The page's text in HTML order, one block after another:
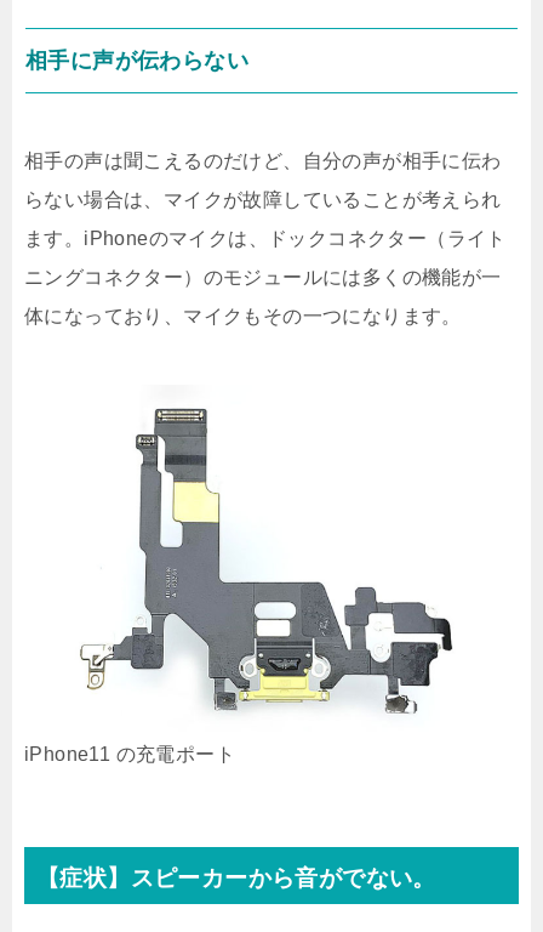
相手に声が伝わらない
相手の声は聞こえるのだけど、自分の声が相手に伝わ
らない場合は、マイクが故障していることが考えられ
ます。iPhoneのマイクは、ドックコネクター（ライト
ニングコネクター）のモジュールには多くの機能が一
体になっており、マイクもその一つになります。
iPhone11 の充電ポート
【症状】スピーカーから音がでない。